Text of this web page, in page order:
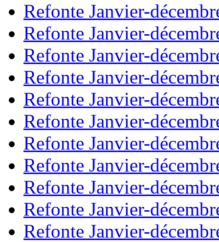
Refonte Janvier-
Refonte Janvier-
Refonte Janvier-
Refonte Janvier-
Refonte Janvier-
Refonte Janvier-
Refonte Janvier-
Refonte Janvier-
Refonte Janvier-
Refonte Janvier-
Refonte Janvier-